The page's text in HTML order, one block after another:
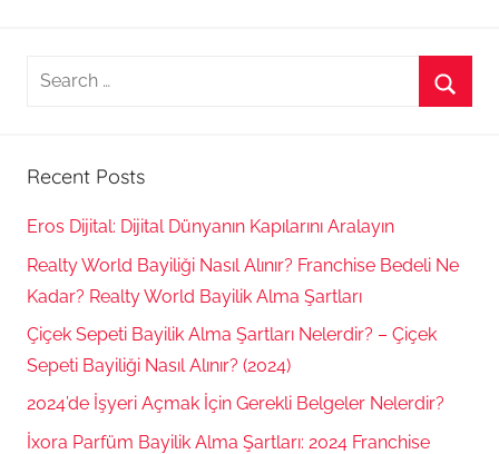
Search
Recent Posts
Eros Dijital: Dijital Dünyanın Kapılarını Aralayın
Realty World Bayiliği Nasıl Alınır? Franchise Bedeli Ne
Kadar? Realty World Bayilik Alma Şartları
Çiçek Sepeti Bayilik Alma Şartları Nelerdir? – Çiçek
Sepeti Bayiliği Nasıl Alınır? (2024)
2024’de İşyeri Açmak İçin Gerekli Belgeler Nelerdir?
İxora Parfüm Bayilik Alma Şartları: 2024 Franchise